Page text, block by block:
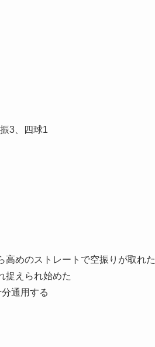
3、四球1
高めのストレートで空振りが取れた
捉えられ始めた
通用する